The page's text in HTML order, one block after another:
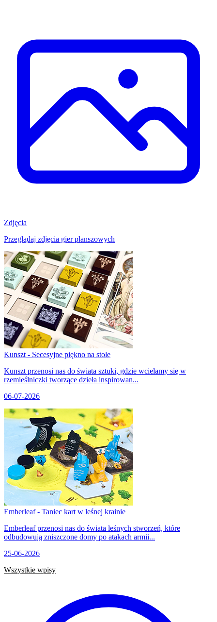
Zdjęcia
Przeglądaj zdjęcia gier planszowych
Kunszt - Secesyjne piękno na stole
Kunszt przenosi nas do świata sztuki, gdzie wcielamy się w
rzemieślniczki tworzące dzieła inspirowan...
06-07-2026
Emberleaf - Taniec kart w leśnej krainie
Emberleaf przenosi nas do świata leśnych stworzeń, które
odbudowują zniszczone domy po atakach armii...
25-06-2026
Wszystkie wpisy